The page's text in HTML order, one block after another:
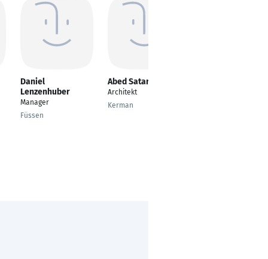
Daniel
Lenzenhuber
Manager
Füssen
Abed Satari
Architekt
Kerman